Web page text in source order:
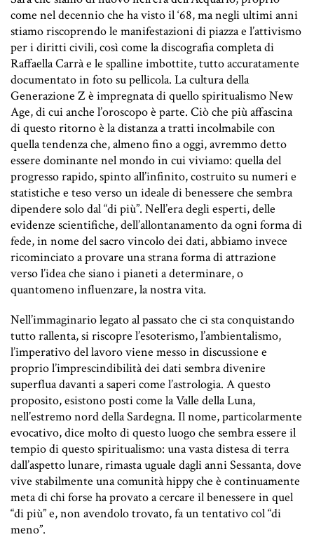
come nel decennio che ha visto il ‘68, ma negli ultimi anni
stiamo riscoprendo le manifestazioni di piazza e l’attivismo
per i diritti civili, così come la discografia completa di
Raffaella Carrà e le spalline imbottite, tutto accuratamente
documentato in foto su pellicola. La cultura della
Generazione Z è impregnata di quello spiritualismo New
Age, di cui anche l’oroscopo è parte. Ciò che più affascina
di questo ritorno è la distanza a tratti incolmabile con
quella tendenza che, almeno fino a oggi, avremmo detto
essere dominante nel mondo in cui viviamo: quella del
progresso rapido, spinto all’infinito, costruito su numeri e
statistiche e teso verso un ideale di benessere che sembra
dipendere solo dal “di più”. Nell’era degli esperti, delle
evidenze scientifiche, dell’allontanamento da ogni forma di
fede, in nome del sacro vincolo dei dati, abbiamo invece
ricominciato a provare una strana forma di attrazione
verso l’idea che siano i pianeti a determinare, o
quantomeno influenzare, la nostra vita.
Nell’immaginario legato al passato che ci sta conquistando
tutto rallenta, si riscopre l’esoterismo, l’ambientalismo,
l’imperativo del lavoro viene messo in discussione e
proprio l’imprescindibilità dei dati sembra divenire
superflua davanti a saperi come l’astrologia. A questo
proposito, esistono posti come la Valle della Luna,
nell’estremo nord della Sardegna. Il nome, particolarmente
evocativo, dice molto di questo luogo che sembra essere il
tempio di questo spiritualismo: una vasta distesa di terra
dall’aspetto lunare, rimasta uguale dagli anni Sessanta, dove
vive stabilmente una comunità hippy che è continuamente
meta di chi forse ha provato a cercare il benessere in quel
“di più” e, non avendolo trovato, fa un tentativo col “di
meno”.